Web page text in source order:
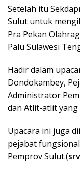
Setelah itu
Sulut untuk
Pra Pekan
Palu Sulawesi
Hadir dalam
Dondokambey,
Administrator
dan Atlit-atlit
Upacara ini juga
pejabat
Pemprov Sulut.(srv